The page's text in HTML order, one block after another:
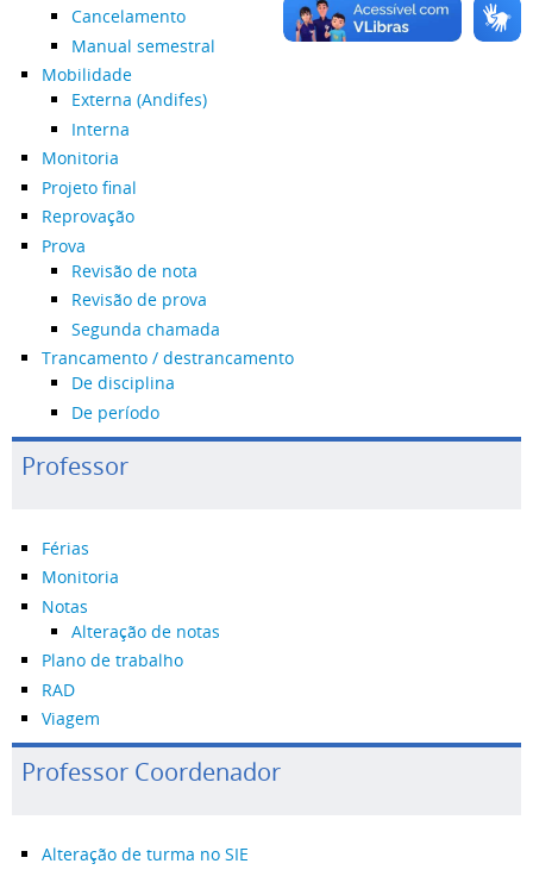
Cancelamento
Manual semestral
Mobilidade
Externa (Andifes)
Interna
Monitoria
Projeto final
Reprovação
Prova
Revisão de nota
Revisão de prova
Segunda chamada
Trancamento / destrancamento
De disciplina
De período
Professor
Férias
Monitoria
Notas
Alteração de notas
Plano de trabalho
RAD
Viagem
Professor Coordenador
Alteração de turma no SIE